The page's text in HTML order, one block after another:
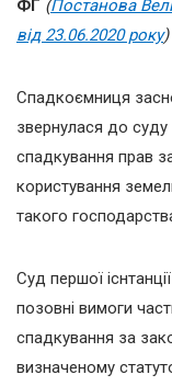
ФГ (Постанова
від 23.06.2020 року)
Спадкоємниця
звернулася до
спадкування прав
користування
такого
Суд першої
позовні вимоги
спадкування за
визначеному